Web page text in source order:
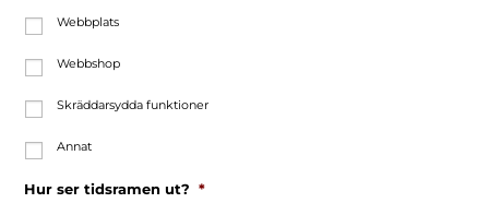
Webbplats
Webbshop
Skräddarsydda funktioner
Annat
Hur ser tidsramen ut? *